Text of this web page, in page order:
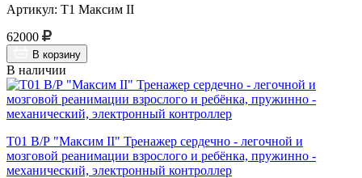
Артикул: Т1 Максим II
62000
В корзину
В наличии
Т01 В/Р "Максим II" Тренажер сердечно - легочной и
мозговой реанимации взрослого и ребёнка, пружинно -
механический, электронный контроллер